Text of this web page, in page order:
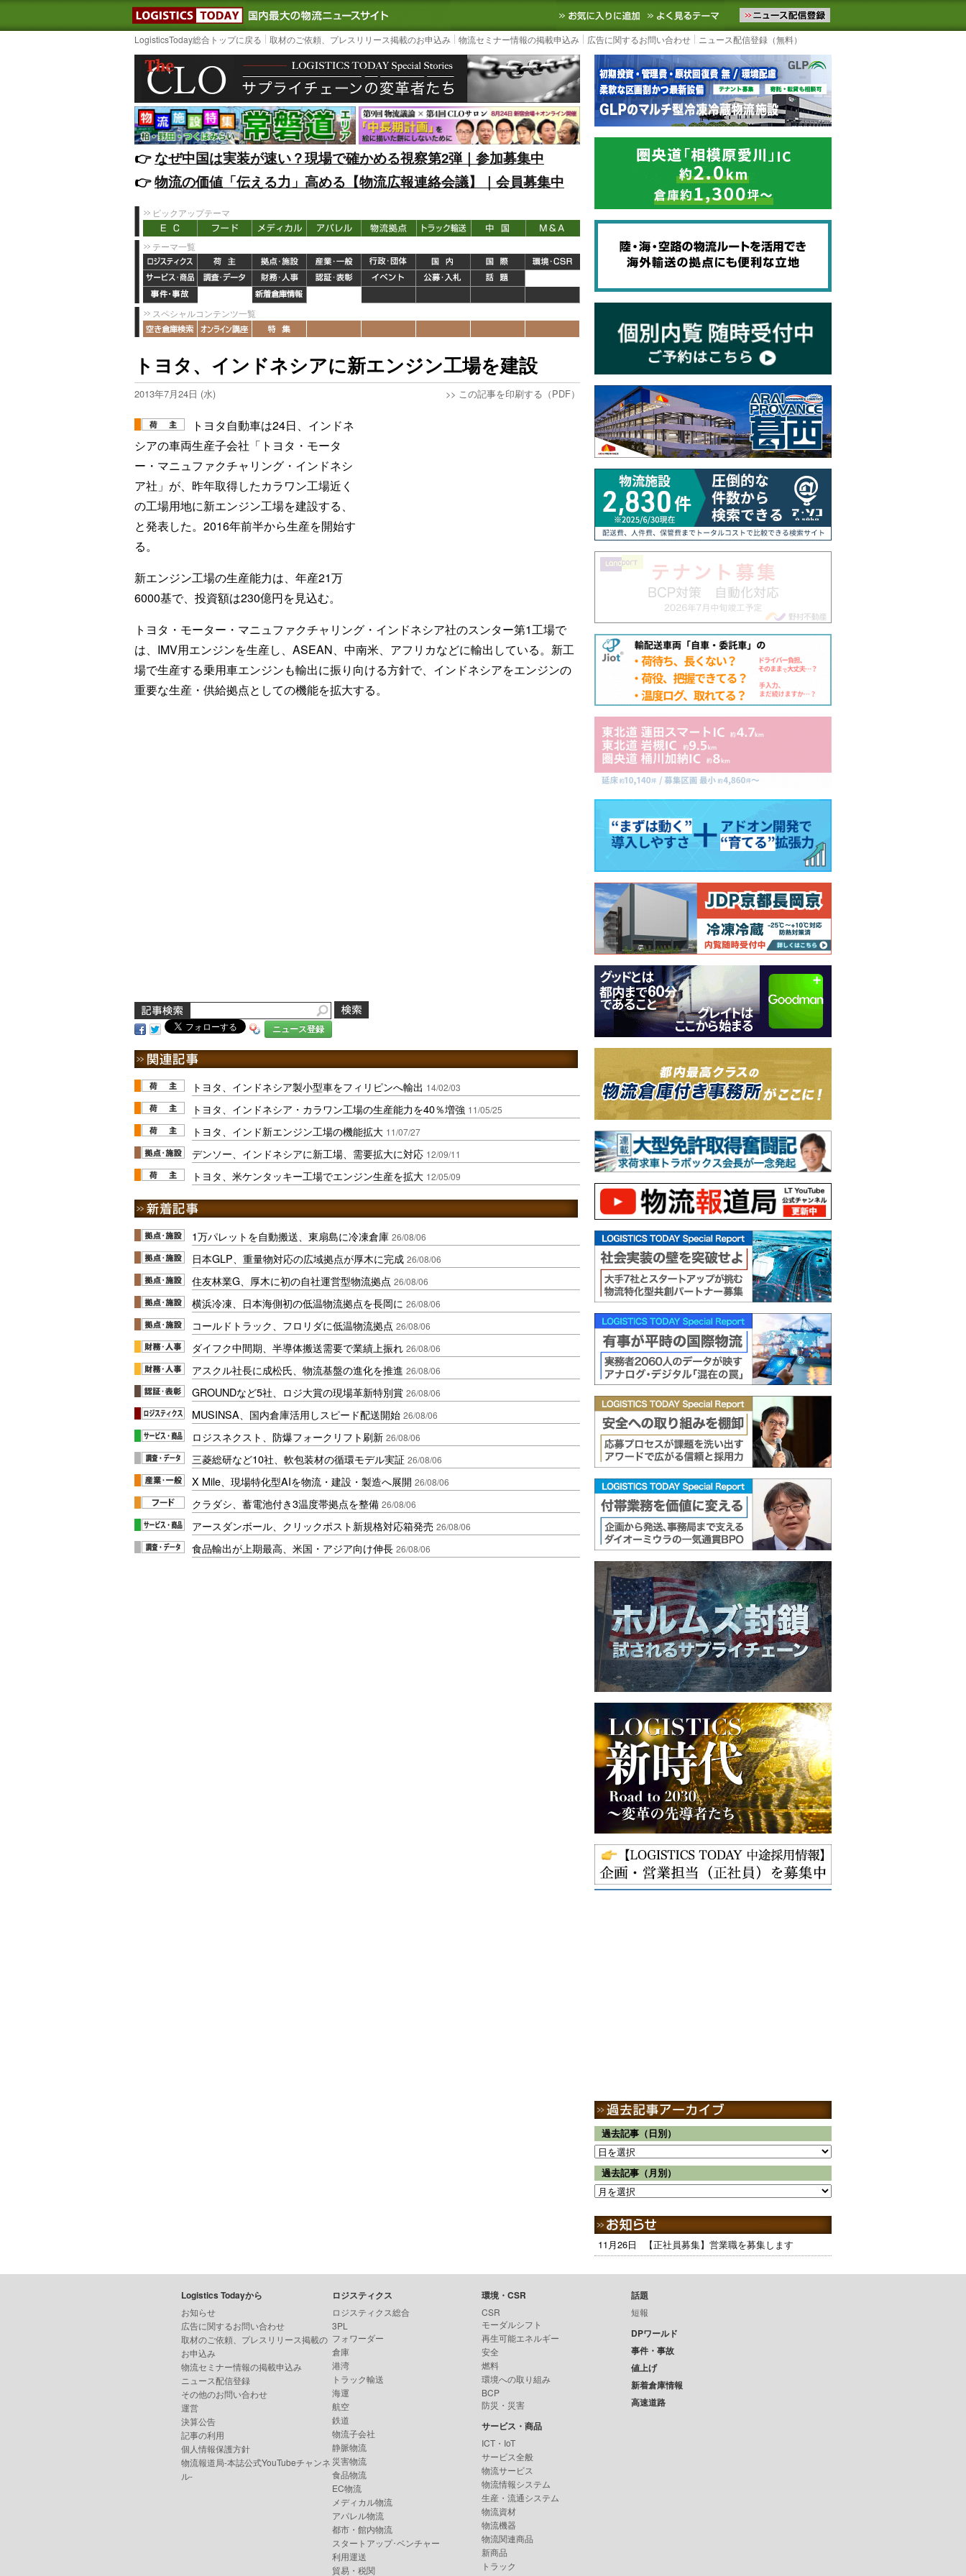
LOGISTICS TODAY｜国内最大の物流ニュースサイト3PL, SCMなど国内外の最新の物流ニュースをお届けします。物流ニュースメール配信を登録す
お気に入りに追加 よく見るテーマ
LogisticsToday総合トップに戻る 取材のご依頼、プレスリリース掲載のお申込み 物流セミナー情報の掲載申込み 広告に関するお問い合わせ ニュース配信登録（無料）
👉️なぜ中国は実装が速い？現場で確かめる視察第2弾｜参加募集中
👉️物流の価値「伝える力」高める【物流広報連絡会議】｜会員募集中
ピックアップテーマ
テーマ一覧
スペシャルコンテンツ一覧
トヨタ、インドネシアに新エンジン工場を建設
2013年7月24日 (水) >> この記事を印刷する（PDF）
トヨタ自動車は24日、インドネ
シアの車両生産子会社「トヨタ・モータ
ー・マニュファクチャリング・インドネシ
ア社」が、昨年取得したカラワン工場近く
の工場用地に新エンジン工場を建設する、
と発表した。2016年前半から生産を開始す
る。
新エンジン工場の生産能力は、年産21万
6000基で、投資額は230億円を見込む。
トヨタ・モーター・マニュファクチャリング・インドネシア社のスンター第1工場で
は、IMV用エンジンを生産し、ASEAN、中南米、アフリカなどに輸出している。新工
場で生産する乗用車エンジンも輸出に振り向ける方針で、インドネシアをエンジンの
重要な生産・供給拠点としての機能を拡大する。
ニュース登録
トヨタ、インドネシア製小型車をフィリピンへ輸出 14/02/03
トヨタ、インドネシア・カラワン工場の生産能力を40％増強 11/05/25
トヨタ、インド新エンジン工場の機能拡大 11/07/27
デンソー、インドネシアに新工場、需要拡大に対応 12/09/11
トヨタ、米ケンタッキー工場でエンジン生産を拡大 12/05/09
1万パレットを自動搬送、東扇島に冷凍倉庫 26/08/06
日本GLP、重量物対応の広域拠点が厚木に完成 26/08/06
住友林業G、厚木に初の自社運営型物流拠点 26/08/06
横浜冷凍、日本海側初の低温物流拠点を長岡に 26/08/06
コールドトラック、フロリダに低温物流拠点 26/08/06
ダイフク中間期、半導体搬送需要で業績上振れ 26/08/06
アスクル社長に成松氏、物流基盤の進化を推進 26/08/06
GROUNDなど5社、ロジ大賞の現場革新特別賞 26/08/06
MUSINSA、国内倉庫活用しスピード配送開始 26/08/06
ロジスネクスト、防爆フォークリフト刷新 26/08/06
三菱総研など10社、軟包装材の循環モデル実証 26/08/06
X Mile、現場特化型AIを物流・建設・製造へ展開 26/08/06
クラダシ、蓄電池付き3温度帯拠点を整備 26/08/06
アースダンボール、クリックポスト新規格対応箱発売 26/08/06
食品輸出が上期最高、米国・アジア向け伸長 26/08/06
過去記事（日別）
過去記事（月別）
11月26日 【正社員募集】営業職を募集します
Logistics Todayから
お知らせ
広告に関するお問い合わせ
取材のご依頼、プレスリリース掲載の
お申込み
物流セミナー情報の掲載申込み
ニュース配信登録
その他のお問い合わせ
運営
決算公告
記事の利用
個人情報保護方針
物流報道局-本誌公式YouTubeチャンネ
ル-
ロジスティクス
ロジスティクス総合
3PL
フォワーダー
倉庫
港湾
トラック輸送
海運
航空
鉄道
物流子会社
静脈物流
災害物流
食品物流
EC物流
メディカル物流
アパレル物流
都市・館内物流
スタートアップ･ベンチャー
利用運送
貿易・税関
環境・CSR
CSR
モーダルシフト
再生可能エネルギー
安全
燃料
環境への取り組み
BCP
防災・災害
サービス・商品
ICT・IoT
サービス全般
物流サービス
物流情報システム
生産・流通システム
物流資材
物流機器
物流関連商品
新商品
トラック
話題
短報
DPワールド
事件・事故
値上げ
新着倉庫情報
高速道路